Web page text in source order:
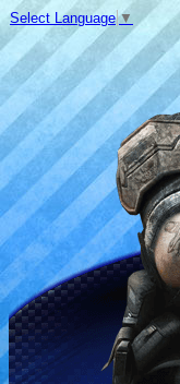
Select Language ▼